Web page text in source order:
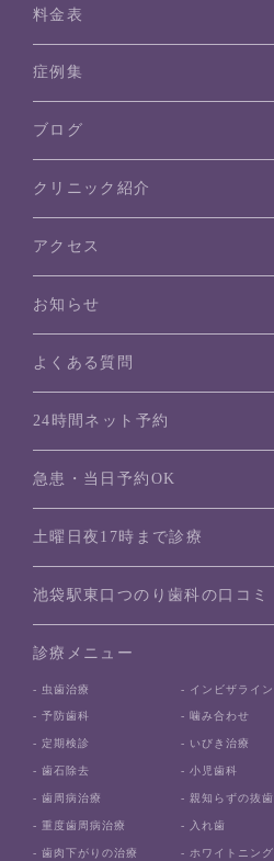
料金表
症例集
ブログ
クリニック紹介
アクセス
お知らせ
よくある質問
24時間ネット予約
急患・当日予約OK
土曜日夜17時まで診療
池袋駅東口つのり歯科の口コミ
診療メニュー
- 虫歯治療
- 予防歯科
- 定期検診
- 歯石除去
- 歯周病治療
- 重度歯周病治療
- 歯肉下がりの治療
- インビザライン
- 噛み合わせ
- いびき治療
- 小児歯科
- 親知らずの抜歯
- 入れ歯
- ホワイトニング